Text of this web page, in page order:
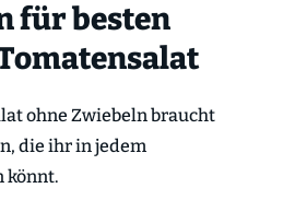
für besten
ohne Zwiebeln braucht
die ihr in jedem
könnt.